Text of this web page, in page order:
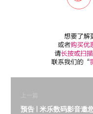
上一篇
预告 | 米乐数码影音邀